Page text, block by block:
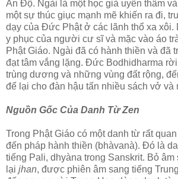
Ấn Ðộ. Ngài là một học giả uyên thâm
một sự thúc giục mạnh mẽ khiến ra đi,
dạy của Ðức Phật ở các lãnh thổ xa xôi.
y phục của người cư sĩ và mặc vào áo
Phật Giáo. Ngài đã có hành thiền và đã
đạt tâm vắng lặng. Ðức Bodhidharma
trùng dương và những vùng đất rộng,
để lại cho đàn hậu tấn nhiều sách vở và
Nguồn Gốc Của Danh Từ Zen
Trong Phật Giáo có một danh từ rất
đến pháp hành thiền (bhàvanà). Ðó là
tiếng Pali, dhyàna trong Sanskrit. Bỏ âm
lại jhan, được phiên âm sang tiếng